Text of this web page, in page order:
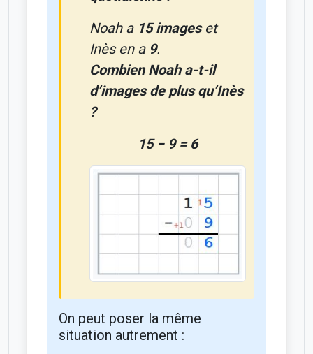
Noah a 15 imageset
Inès en a 9.
Combien Noah a-t-il
d’images de plus qu’Inès
?
15 − 9 = 6
On peut poser la même
situation autrement :